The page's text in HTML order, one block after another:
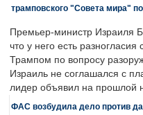
трамповского "Совета мира"
Премьер-министр Израиля
что у него есть
Трампом по вопросу
Израиль не соглашался с
лидер объявил на прошлой
ФАС возбудила дело против